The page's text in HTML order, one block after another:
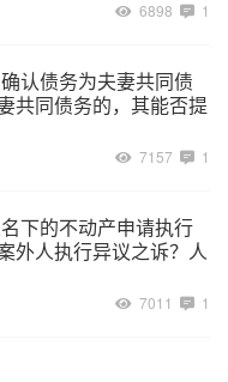
6898 1
认债务为夫妻共同债
共同债务的，其能否提
7157 1
下的不动产申请执行
外人执行异议之诉？人
7011 1